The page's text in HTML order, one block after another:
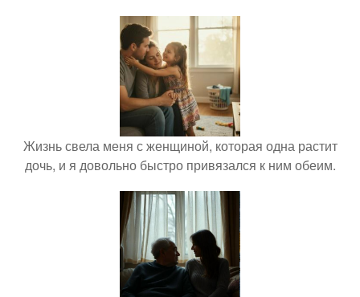
Жизнь свела меня с женщиной, которая одна растит
дочь, и я довольно быстро привязался к ним обеим.